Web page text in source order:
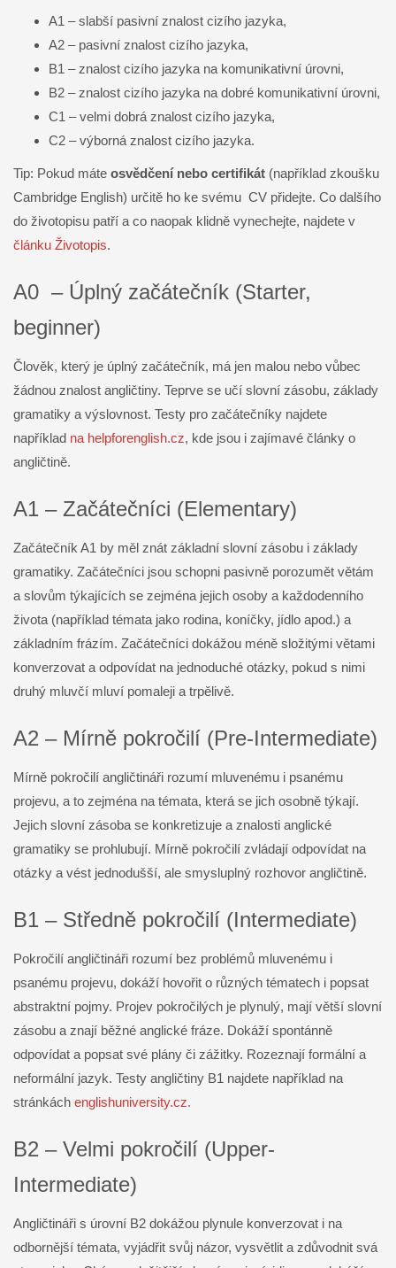
A1 – slabší pasivní znalost cizího jazyka,
A2 – pasivní znalost cizího jazyka,
B1 – znalost cizího jazyka na komunikativní úrovni,
B2 – znalost cizího jazyka na dobré komunikativní úrovni,
C1 – velmi dobrá znalost cizího jazyka,
C2 – výborná znalost cizího jazyka.
Tip: Pokud máte osvědčení nebo certifikát (například zkoušku
Cambridge English) určitě ho ke svému CV přidejte. Co dalšího
do životopisu patří a co naopak klidně vynechejte, najdete v
článku Životopis.
A0 – Úplný začátečník (Starter,
beginner)
Člověk, který je úplný začátečník, má jen malou nebo vůbec
žádnou znalost angličtiny. Teprve se učí slovní zásobu, základy
gramatiky a výslovnost. Testy pro začátečníky najdete
například na helpforenglish.cz, kde jsou i zajímavé články o
angličtině.
A1 – Začátečníci (Elementary)
Začátečník A1 by měl znát základní slovní zásobu i základy
gramatiky. Začátečníci jsou schopni pasivně porozumět větám
a slovům týkajících se zejména jejich osoby a každodenního
života (například témata jako rodina, koníčky, jídlo apod.) a
základním frázím. Začátečníci dokážou méně složitými větami
konverzovat a odpovídat na jednoduché otázky, pokud s nimi
druhý mluvčí mluví pomaleji a trpělivě.
A2 – Mírně pokročilí (Pre-Intermediate)
Mírně pokročilí angličtináři rozumí mluvenému i psanému
projevu, a to zejména na témata, která se jich osobně týkají.
Jejich slovní zásoba se konkretizuje a znalosti anglické
gramatiky se prohlubují. Mírně pokročilí zvládají odpovídat na
otázky a vést jednodušší, ale smysluplný rozhovor angličtině.
B1 – Středně pokročilí (Intermediate)
Pokročilí angličtináři rozumí bez problémů mluvenému i
psanému projevu, dokáží hovořit o různých tématech i popsat
abstraktní pojmy. Projev pokročilých je plynulý, mají větší slovní
zásobu a znají běžné anglické fráze. Dokáží spontánně
odpovídat a popsat své plány či zážitky. Rozeznají formální a
neformální jazyk. Testy angličtiny B1 najdete například na
stránkách englishuniversity.cz.
B2 – Velmi pokročilí (Upper-
Intermediate)
Angličtináři s úrovní B2 dokážou plynule konverzovat i na
odbornější témata, vyjádřit svůj názor, vysvětlit a zdůvodnit svá